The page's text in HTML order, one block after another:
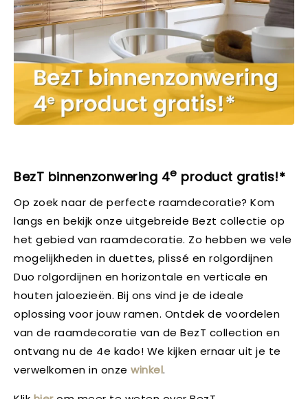
BezT binnenzonwering 4e product gratis!*
Op zoek naar de perfecte raamdecoratie? Kom
langs en bekijk onze uitgebreide Bezt collectie op
het gebied van raamdecoratie. Zo hebben we vele
mogelijkheden in duettes, plissé en rolgordijnen
Duo rolgordijnen en horizontale en verticale en
houten jaloezieën. Bij ons vind je de ideale
oplossing voor jouw ramen. Ontdek de voordelen
van de raamdecoratie van de BezT collection en
ontvang nu de 4e kado! We kijken ernaar uit je te
verwelkomen in onze winkel.